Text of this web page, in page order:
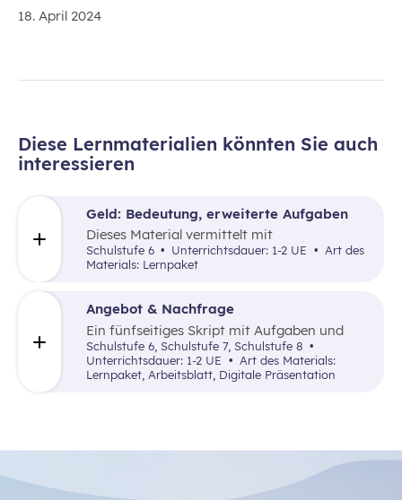
18. April 2024
Diese Lernmaterialien könnten Sie auch
interessieren
Geld: Bedeutung, erweiterte Aufgaben
Dieses Material vermittelt mit
unterschiedlichen kreativen Ansätzen die
Funktionen des Geldes.
Schulstufe 6 Unterrichtsdauer: 1-2 UE
Materials: Lernpaket
Angebot & Nachfrage
Ein fünfseitiges Skript mit Aufgaben und
anschaulichen Beispielen zum Verhalten von
Angebot und Nachfrage. Ebenfalls findet
man eine PowerPoint-Präsentation mit
verschiedenen Marktsituationen, bei denen
Schulstufe 6, Schulstufe 7, Schulstufe 8
Unterrichtsdauer: 1-2 UE
Lernpaket, Arbeitsblatt, Digitale Präsentation